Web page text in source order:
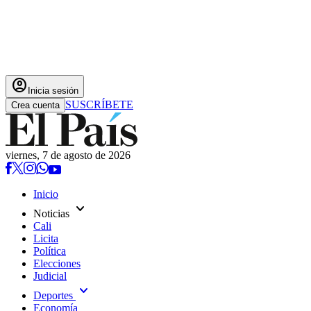
account_circle Inicia sesión
Crea cuenta SUSCRÍBETE
viernes, 7 de agosto de 2026
Inicio
Noticias expand_more
Cali
Licita
Política
Elecciones
Judicial
Deportes expand_more
Economía